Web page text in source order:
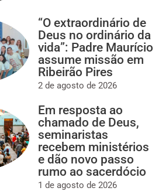
“O extraordinário de
Deus no ordinário da
vida”: Padre Maurício
assume missão em
Ribeirão Pires
2 de agosto de 2026
Em resposta ao
chamado de Deus,
seminaristas
recebem ministérios
e dão novo passo
rumo ao sacerdócio
1 de agosto de 2026